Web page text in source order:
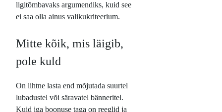
ligitõmbavaks argumendiks, kuid see
ei saa olla ainus valikukriteerium.
Mitte kõik, mis läigib,
pole kuld
On lihtne lasta end mõjutada suurtel
lubadustel või säravatel bänneritel.
Kuid iga boonuse taga on reeglid ja